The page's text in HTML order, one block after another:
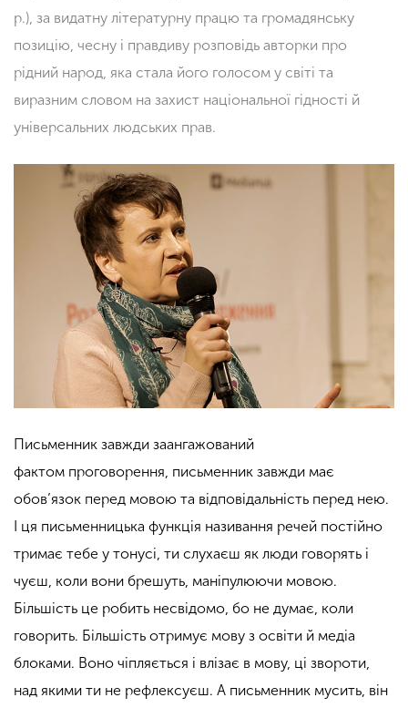
р.), за видатну літературну працю та громадянську
позицію, чесну і правдиву розповідь авторки про
рідний народ, яка стала його голосом у світі та
виразним словом на захист національної гідності й
універсальних людських прав.
Письменник завжди заангажований
фактом проговорення, письменник завжди має
обов’язок перед мовою та відповідальність перед нею.
І ця письменницька функція називання речей постійно
тримає тебе у тонусі, ти слухаєш як люди говорять і
чуєш, коли вони брешуть, маніпулюючи мовою.
Більшість це робить несвідомо, бо не думає, коли
говорить. Більшість отримує мову з освіти й медіа
блоками. Воно чіпляється і влізає в мову, ці звороти,
над якими ти не рефлексуєш. А письменник мусить, він